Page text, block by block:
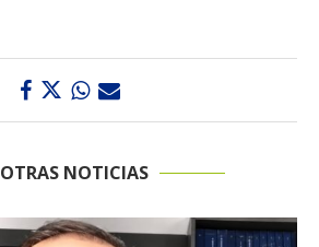
OTRAS NOTICIAS